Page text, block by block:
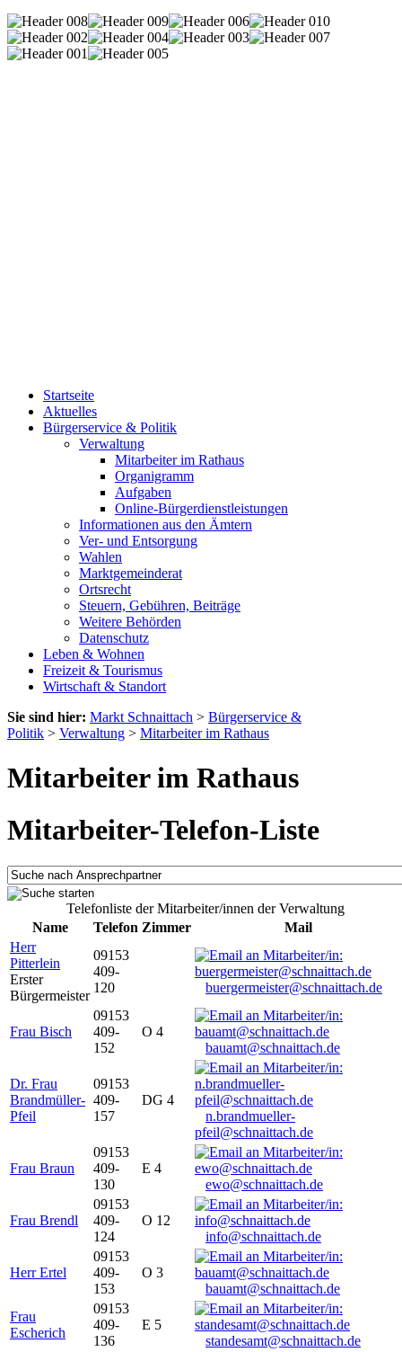
Startseite
Aktuelles
Bürgerservice & Politik
Verwaltung
Mitarbeiter im Rathaus
Organigramm
Aufgaben
Online-Bürgerdienstleistungen
Informationen aus den Ämtern
Ver- und Entsorgung
Wahlen
Marktgemeinderat
Ortsrecht
Steuern, Gebühren, Beiträge
Weitere Behörden
Datenschutz
Leben & Wohnen
Freizeit & Tourismus
Wirtschaft & Standort
Sie sind hier: Markt Schnaittach > Bürgerservice &
Politik > Verwaltung > Mitarbeiter im Rathaus
Mitarbeiter im Rathaus
Mitarbeiter-Telefon-Liste
Telefonliste der Mitarbeiter/innen der Verwaltung
Name
Telefon Zimmer
Mail
Herr
Pitterlein
Erster
Bürgermeister
09153
409-
120
buergermeister@schnaittach.de
Frau Bisch
09153
409-
152
O 4
bauamt@schnaittach.de
Dr. Frau
Brandmüller-
Pfeil
09153
409-
157
DG 4
n.brandmueller-
pfeil@schnaittach.de
Frau Braun
09153
409-
130
E 4
ewo@schnaittach.de
Frau Brendl
09153
409-
124
O 12
info@schnaittach.de
Herr Ertel
09153
409-
153
O 3
bauamt@schnaittach.de
Frau
Escherich
09153
409-
136
E 5
standesamt@schnaittach.de